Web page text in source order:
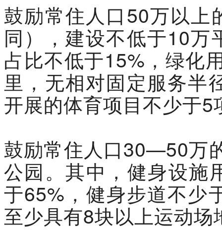
鼓励常住人口50万以上
同），建设不低于10万
占比不低于15%，绿化
里，无相对固定服务半
开展的体育项目不少于5
鼓励常住人口30—50万
公园。其中，健身设施
于65%，健身步道不少
至少具有8块以上运动